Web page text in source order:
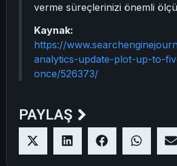
verme süreçlerinizi önemli
Kaynak:
https://
analytics-update-plot-up-to-
once/526373/
PAYLAŞ